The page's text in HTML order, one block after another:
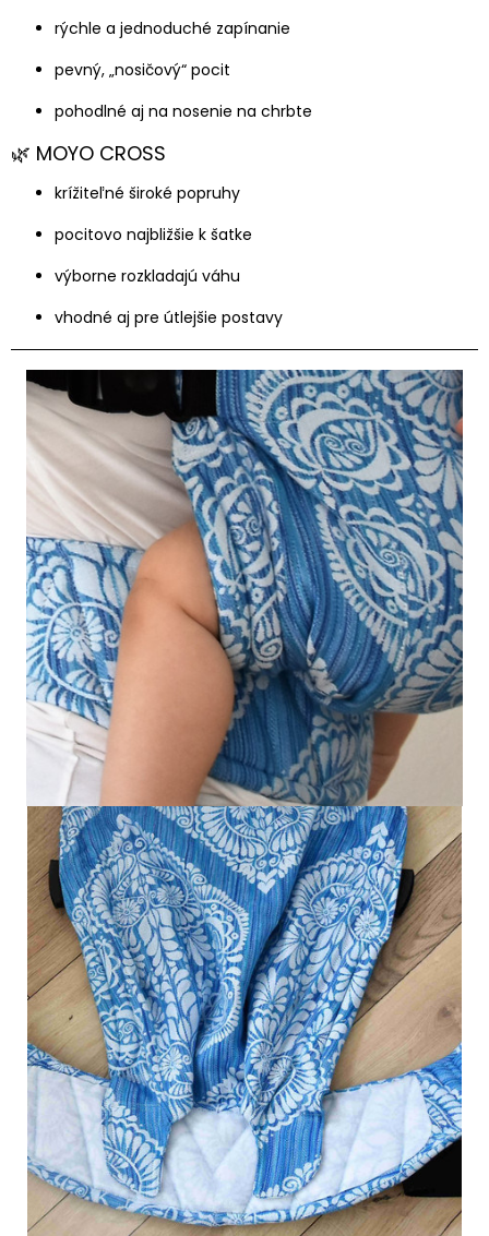
rýchle a jednoduché zapínanie
pevný, „nosičový“ pocit
pohodlné aj na nosenie na chrbte
🌿 MOYO CROSS
krížiteľné široké popruhy
pocitovo najbližšie k šatke
výborne rozkladajú váhu
vhodné aj pre útlejšie postavy